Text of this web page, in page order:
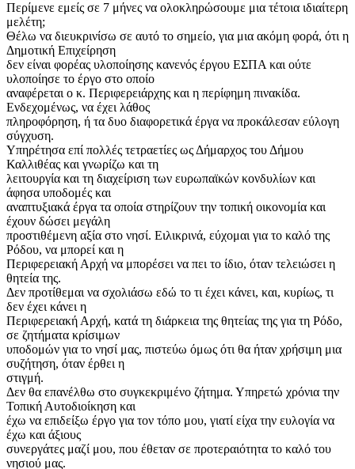
Περίμενε εμείς σε 7 μήνες να ολοκληρώσουμε μια τέτοια ιδιαίτερη
μελέτη;
Θέλω να διευκρινίσω σε αυτό το σημείο, για μια ακόμη φορά, ότι η
Δημοτική Επιχείρηση
δεν είναι φορέας υλοποίησης κανενός έργου ΕΣΠΑ και ούτε
υλοποίησε το έργο στο οποίο
αναφέρεται ο κ. Περιφερειάρχης και η περίφημη πινακίδα.
Ενδεχομένως, να έχει λάθος
πληροφόρηση, ή τα δυο διαφορετικά έργα να προκάλεσαν εύλογη
σύγχυση.
Υπηρέτησα επί πολλές τετραετίες ως Δήμαρχος του Δήμου
Καλλιθέας και γνωρίζω και τη
λειτουργία και τη διαχείριση των ευρωπαϊκών κονδυλίων και
άφησα υποδομές και
αναπτυξιακά έργα τα οποία στηρίζουν την τοπική οικονομία και
έχουν δώσει μεγάλη
προστιθέμενη αξία στο νησί. Ειλικρινά, εύχομαι για το καλό της
Ρόδου, να μπορεί και η
Περιφερειακή Αρχή να μπορέσει να πει το ίδιο, όταν τελειώσει η
θητεία της.
Δεν προτίθεμαι να σχολιάσω εδώ το τι έχει κάνει, και, κυρίως, τι
δεν έχει κάνει η
Περιφερειακή Αρχή, κατά τη διάρκεια της θητείας της για τη Ρόδο,
σε ζητήματα κρίσιμων
υποδομών για το νησί μας, πιστεύω όμως ότι θα ήταν χρήσιμη μια
συζήτηση, όταν έρθει η
στιγμή.
Δεν θα επανέλθω στο συγκεκριμένο ζήτημα. Υπηρετώ χρόνια την
Τοπική Αυτοδιοίκηση και
έχω να επιδείξω έργο για τον τόπο μου, γιατί είχα την ευλογία να
έχω και άξιους
συνεργάτες μαζί μου, που έθεταν σε προτεραιότητα το καλό του
νησιού μας.